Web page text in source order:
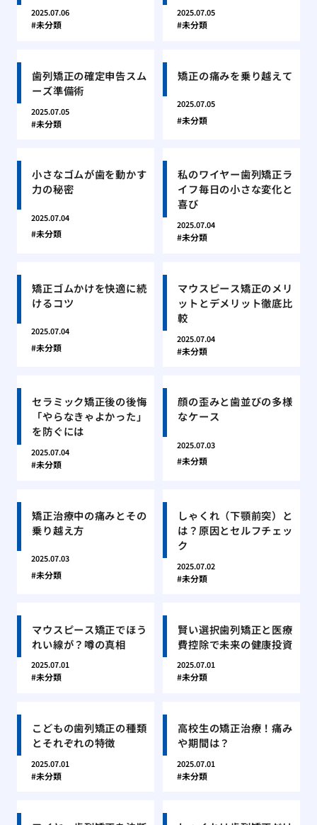
2025.07.06
未分類
2025.07.05
未分類
歯列矯正の確定申告スム
ーズ準備術
2025.07.05
未分類
矯正の痛みを乗り越えて
2025.07.05
未分類
小さなゴムが歯を動かす
力の秘密
2025.07.04
未分類
私のワイヤー歯列矯正ラ
イフ毎日の小さな変化と
喜び
2025.07.04
未分類
矯正ゴムかけを快適に続
けるコツ
2025.07.04
未分類
マウスピース矯正のメリ
ットとデメリット徹底比
較
2025.07.04
未分類
セラミック矯正後の後悔
「やらなきゃよかった」
を防ぐには
2025.07.04
未分類
顔の歪みと歯並びの多様
なケース
2025.07.03
未分類
矯正治療中の痛みとその
乗り越え方
2025.07.03
未分類
しゃくれ（下顎前突）と
は？原因とセルフチェッ
ク
2025.07.02
未分類
マウスピース矯正でほう
れい線が？噂の真相
2025.07.01
未分類
賢い選択歯列矯正と医療
費控除で未来の健康投資
2025.07.01
未分類
こどもの歯列矯正の種類
とそれぞれの特徴
2025.07.01
未分類
高校生の矯正治療！痛み
や期間は？
2025.07.01
未分類